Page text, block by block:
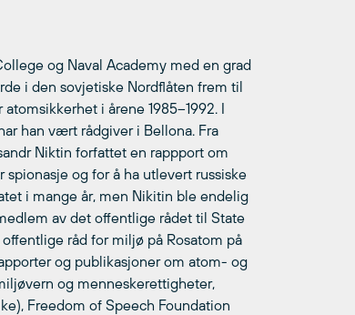
og Naval Academy med en grad
i den sovjetiske Nordflåten frem til
i årene 1985–1992. I
han vært rådgiver i Bellona. Fra
Niktin forfattet en rappport om
og for å ha utlevert russiske
i mange år, men Nikitin ble endelig
av det offentlige rådet til State
råd for miljø på Rosatom på
og publikasjoner om atom- og
og menneskerettigheter,
Freedom of Speech Foundation